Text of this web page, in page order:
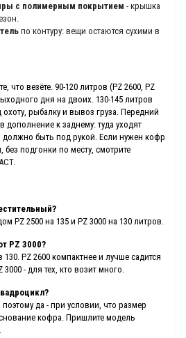
с полимерным покрытием - крышка
по контуру: вещи остаются сухими в
что везёте. 90-120 литров (PZ 2600, PZ
дня на двоих. 130-145 литров
охоту, рыбалку и вывоз груза. Передний
дополнение к заднему: туда уходят
должно быть под рукой. Если нужен кофр
без подгонки по месту, смотрите
.
PZ 2500 на 135 и PZ 3000 на 130 литров.
PZ 3000?
PZ 2600 компактнее и лучше садится
- для тех, кто возит много.
да - при условии, что размер
кофра. Пришлите модель